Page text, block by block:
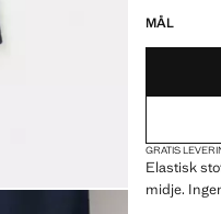
MÅL
GRATIS
Elastisk
midje.